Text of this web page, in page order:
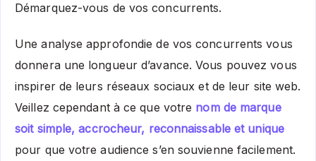
Démarquez-vous de vos concurrents.
Une analyse approfondie de vos concurrents vous
donnera une longueur d’avance. Vous pouvez vous
inspirer de leurs réseaux sociaux et de leur site web.
Veillez cependant à ce que votre nom de marque
soit simple, accrocheur, reconnaissable et unique
pour que votre audience s’en souvienne facilement.